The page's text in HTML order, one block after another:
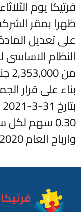
ظهرا بمقر
على تعديل
النظام
بناء على قرار
0.30 سهم
وارباح العام 2020